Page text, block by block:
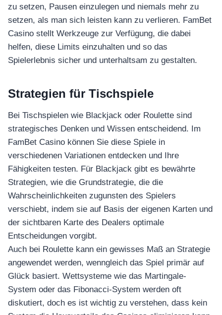
zu setzen, Pausen einzulegen und niemals mehr zu
setzen, als man sich leisten kann zu verlieren. FamBet
Casino stellt Werkzeuge zur Verfügung, die dabei
helfen, diese Limits einzuhalten und so das
Spielerlebnis sicher und unterhaltsam zu gestalten.
Strategien für Tischspiele
Bei Tischspielen wie Blackjack oder Roulette sind
strategisches Denken und Wissen entscheidend. Im
FamBet Casino können Sie diese Spiele in
verschiedenen Variationen entdecken und Ihre
Fähigkeiten testen. Für Blackjack gibt es bewährte
Strategien, wie die Grundstrategie, die die
Wahrscheinlichkeiten zugunsten des Spielers
verschiebt, indem sie auf Basis der eigenen Karten und
der sichtbaren Karte des Dealers optimale
Entscheidungen vorgibt.
Auch bei Roulette kann ein gewisses Maß an Strategie
angewendet werden, wenngleich das Spiel primär auf
Glück basiert. Wettsysteme wie das Martingale-
System oder das Fibonacci-System werden oft
diskutiert, doch es ist wichtig zu verstehen, dass kein